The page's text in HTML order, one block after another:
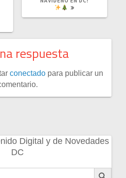
respuesta
conectadopara publicar un
Digital y de Novedades
DC
Botón de búsqueda